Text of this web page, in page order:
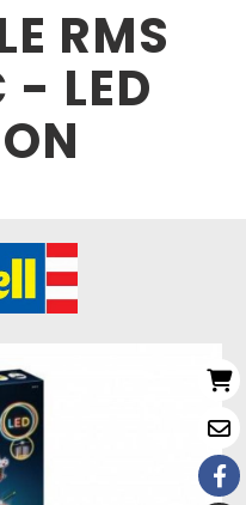
RMS
- LED